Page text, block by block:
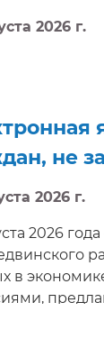
2026 г.
не
2026 г.
2026
в